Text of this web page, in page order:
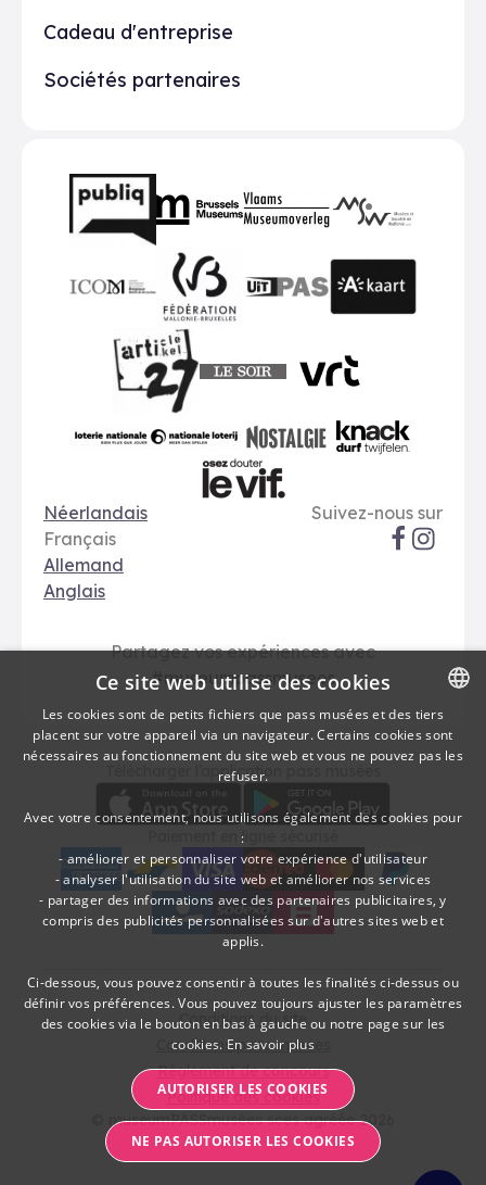
Cadeau d'entreprise
Sociétés partenaires
Partenaires
FWB
Art 27
Nostalgie
Options de langue
Néerlandais
Français
Allemand
Anglais
Réseaux
Suivez-nous sur
Partagez vos expériences avec
#museumpassmusees
Télécharger
Télécharger l’application pass musées
Moyens de
Paiement en ligne sécurisé
American Express
bancontact
visa
Edenred
mc
paypal
kbc
Sodexo Cultuurcheques
belfius
© museumPASSmusées sces agréée 2026
Conditions du site
Conditions pass musées
Règlement de concours
Politique des cookies
DUTCH
Ce site web utilise des cookies
Les cookies sont de petits fichiers que pass musées et des tiers
placent sur votre appareil via un navigateur. Certains cookies sont
nécessaires au fonctionnement du site web et vous ne pouvez pas les
refuser.
Avec votre consentement, nous utilisons également des cookies pour
:
- améliorer et personnaliser votre expérience d'utilisateur
- analyser l'utilisation du site web et améliorer nos services
- partager des informations avec des partenaires publicitaires, y
compris des publicités personnalisées sur d'autres sites web et
applis.
Ci-dessous, vous pouvez consentir à toutes les finalités ci-dessus ou
définir vos préférences. Vous pouvez toujours ajuster les paramètres
des cookies via le bouton en bas à gauche ou notre page sur les
cookies. En savoir plus
AUTORISER LES COOKIES
NE PAS AUTORISER LES COOKIES